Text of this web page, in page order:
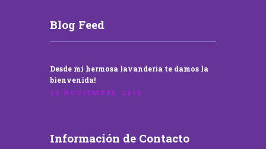
Blog Feed
Desde mi hermosa lavandería te damos la
bienvenida!
22 NOVIEMBRE, 2016
Información de Contacto